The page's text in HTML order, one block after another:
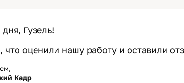
Гузель!
что оценили нашу работу и оставили
Кадр